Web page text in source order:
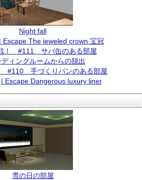
Night fall
Escape The jeweled crown 宝冠
！ #111 サバ缶のある部屋
ディングルームからの脱出
#110 手づくりパンのある部屋
Escape Dangerous luxury liner
雪の日の部屋